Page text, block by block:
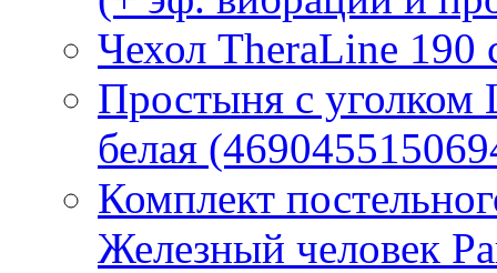
Чехол TheraLine
Простыня с
белая
Комплект
Железный человек